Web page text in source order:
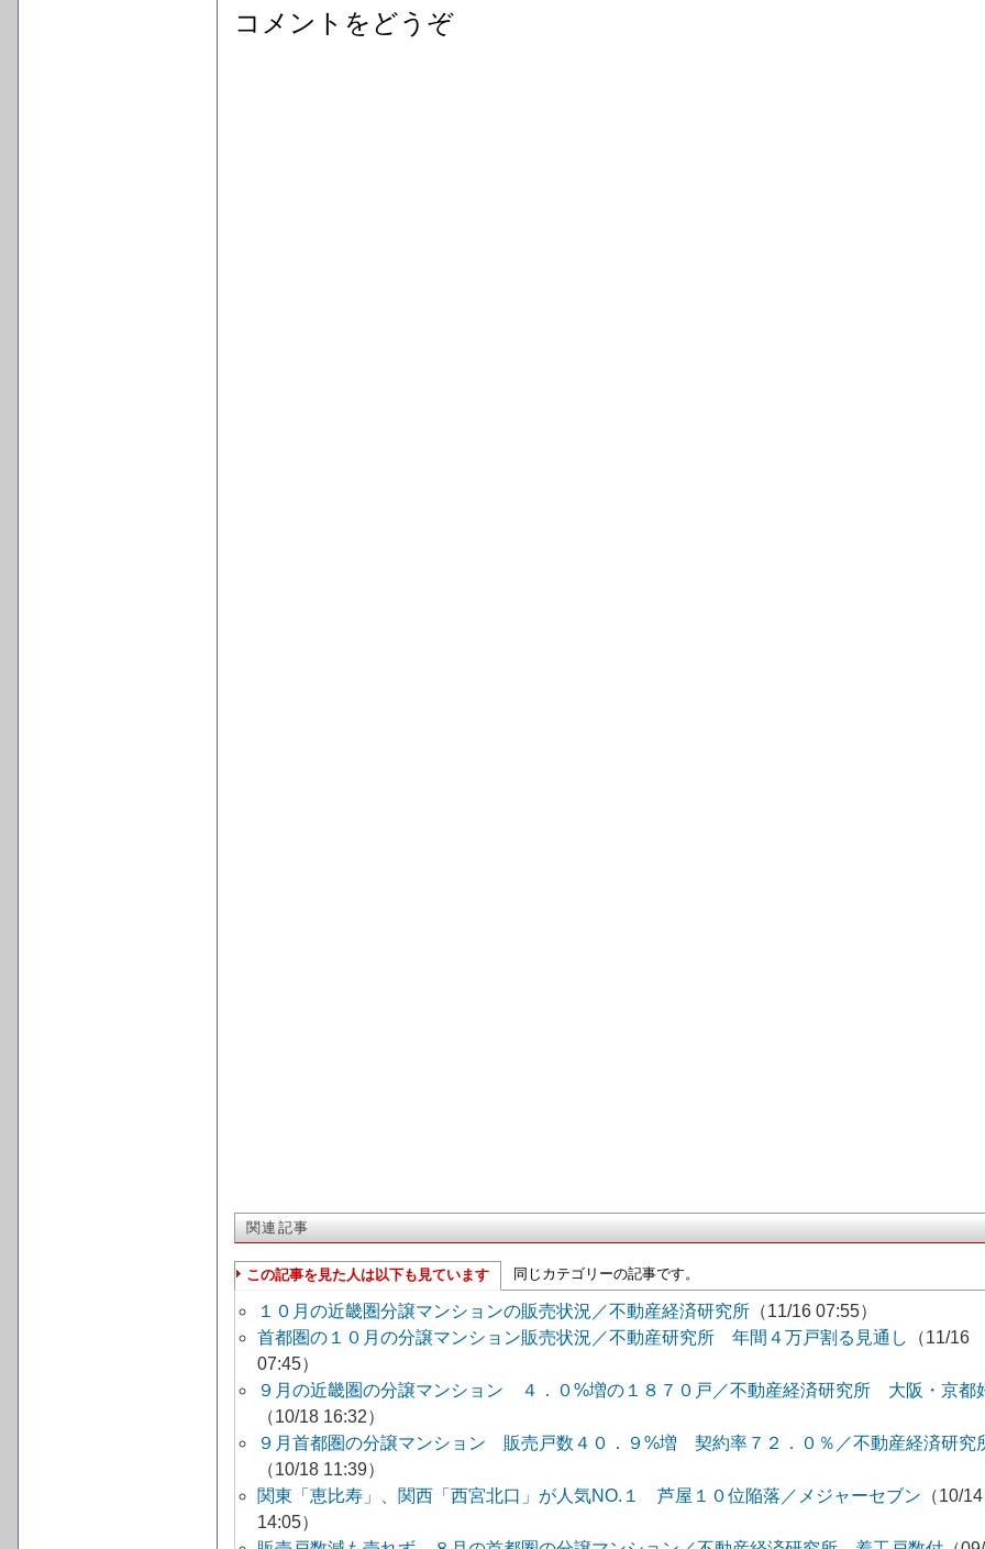
コメントをどうぞ
関連記事
この記事を見た人は以下も見ています 同じカテゴリーの記事です。
１０月の近畿圏分譲マンションの販売状況／不動産経済研究所 （11/16 07:55）
首都圏の１０月の分譲マンション販売状況／不動産研究所 年間４万戸割る見通し
（11/16
07:45）
９月の近畿圏の分譲マンション ４．０%増の１８７０戸／不動産経済研究所 大阪・京都
（10/18 16:32）
９月首都圏の分譲マンション 販売戸数４０．９%増 契約率７２．０％／不動産経済研究
（10/18 11:39）
関東「恵比寿」、関西「西宮北口」が人気NO.１ 芦屋１０位陥落／メジャーセブン （10/14
14:05）